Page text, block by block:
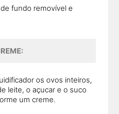
fundo removível e
os ovos inteiros,
leite, o açucar e o suco
um creme.